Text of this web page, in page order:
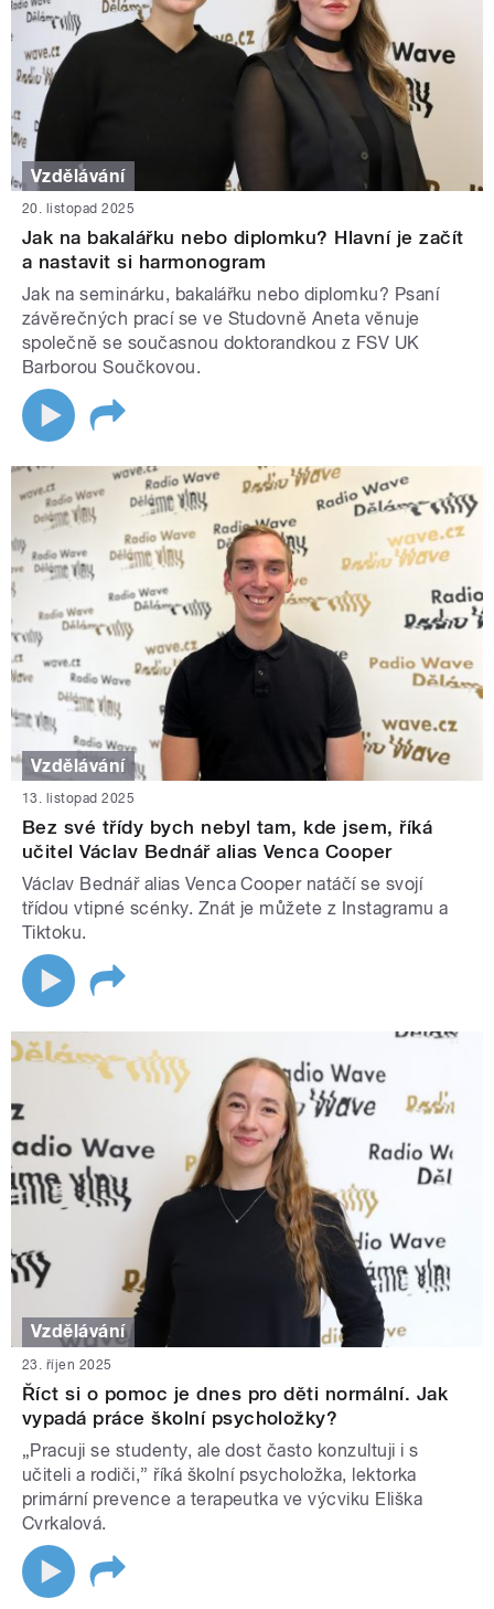
Vzdělávání
20. listopad 2025
Jak na bakalářku nebo diplomku? Hlavní je začít
a nastavit si harmonogram
Jak na seminárku, bakalářku nebo diplomku? Psaní
závěrečných prací se ve Studovně Aneta věnuje
společně se současnou doktorandkou z FSV UK
Barborou Součkovou.
Vzdělávání
13. listopad 2025
Bez své třídy bych nebyl tam, kde jsem, říká
učitel Václav Bednář alias Venca Cooper
Václav Bednář alias Venca Cooper natáčí se svojí
třídou vtipné scénky. Znát je můžete z Instagramu a
Tiktoku.
Vzdělávání
23. říjen 2025
Říct si o pomoc je dnes pro děti normální. Jak
vypadá práce školní psycholožky?
„Pracuji se studenty, ale dost často konzultuji i s
učiteli a rodiči,” říká školní psycholožka, lektorka
primární prevence a terapeutka ve výcviku Eliška
Cvrkalová.